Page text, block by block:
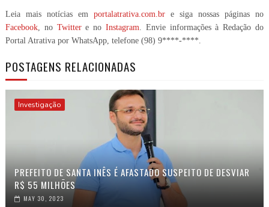
Leia mais notícias em portalatrativa.com.br e siga nossas páginas no
Facebook, no Twittere noInstagram . Envie informações à Redação do
Portal Atrativa por WhatsApp, telefone (98) 9****-****
POSTAGENS RELACIONADAS
Investigação
PREFEITO DE SANTA INÊS É AFASTADO SUSPEITO DE DESVIAR
R$ 55 MILHÕES
MAY 30, 2023